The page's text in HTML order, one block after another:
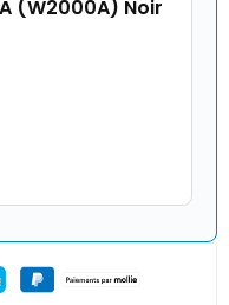
(W2000A) Noir